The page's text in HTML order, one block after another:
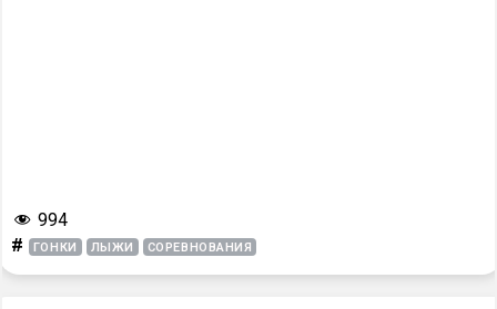
994
# ГОНКИ ЛЫЖИ СОРЕВНОВАНИЯ